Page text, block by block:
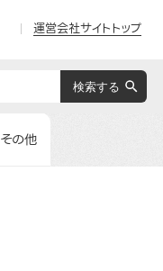
運営会社サイトトップ
その他